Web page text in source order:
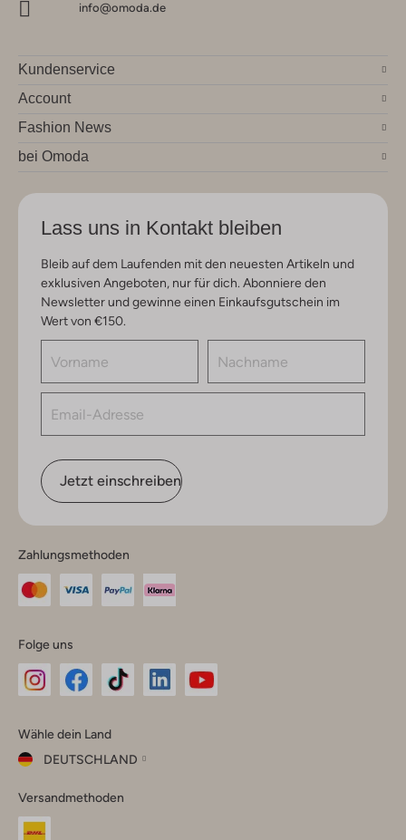
info@omoda.de
Kundenservice
Account
Fashion News
bei Omoda
Lass uns in Kontakt bleiben
Bleib auf dem Laufenden mit den neuesten Artikeln und
exklusiven Angeboten, nur für dich. Abonniere den
Newsletter und gewinne einen Einkaufsgutschein im
Wert von €150.
Jetzt einschreiben
Zahlungsmethoden
Folge uns
Instagram
Facebook
TikTok
Wähle dein Land
DEUTSCHLAND
dein
Land
Versandmethoden